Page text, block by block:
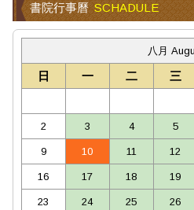
書院行事曆 SCHADULE
八月
日 一 二 三
2 3 4 5
9 10 11 12
16 17 18 19
23 24 25 26